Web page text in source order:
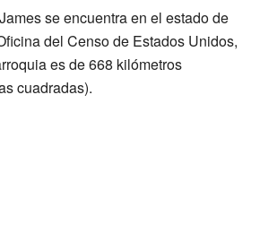
se encuentra en el estado de
del Censo de Estados Unidos,
es de 668 kilómetros
cuadradas).